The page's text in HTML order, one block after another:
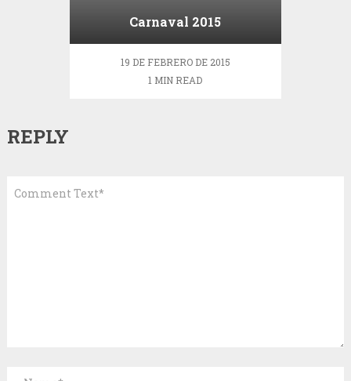
Carnaval 2015
19 DE FEBRERO DE 2015
1 MIN READ
REPLY